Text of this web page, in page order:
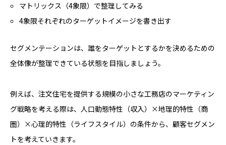
マトリックス（4象限）で整理してみる
4象限それぞれのターゲットイメージを書き出す
セグメンテーションは、誰をターゲットとするかを決めるための
全体像が整理できている状態を目指しましょう。
例えば、注文住宅を提供する規模の小さな工務店のマーケティン
グ戦略を考える際は、人口動態特性（収入）×地理的特性（商
圏）×心理的特性（ライフスタイル）の条件から、顧客セグメン
トを考えていきます。